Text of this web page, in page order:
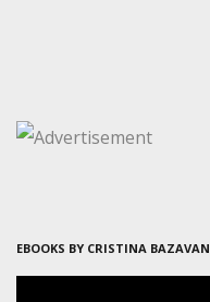
EBOOKS BY CRISTINA BAZAVAN